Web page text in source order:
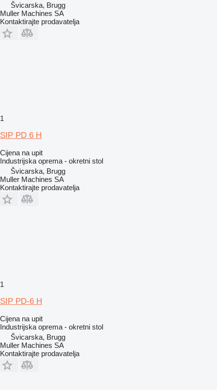
Švicarska, Brugg
Muller Machines SA
Kontaktirajte prodavatelja
1
SIP PD 6 H
Cijena na upit
Industrijska oprema - okretni stol
Švicarska, Brugg
Muller Machines SA
Kontaktirajte prodavatelja
1
SIP PD-6 H
Cijena na upit
Industrijska oprema - okretni stol
Švicarska, Brugg
Muller Machines SA
Kontaktirajte prodavatelja